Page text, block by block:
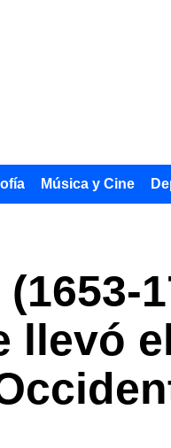
Música y Cine
llevó